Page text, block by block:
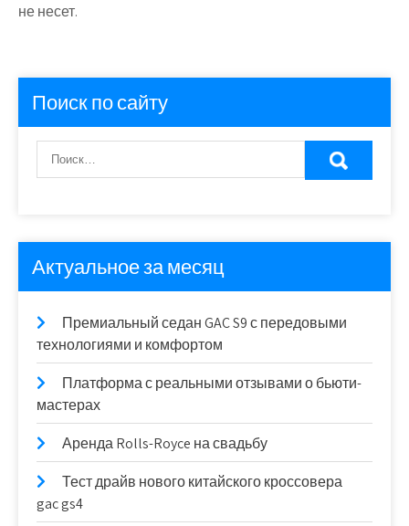
не несет.
Поиск по сайту
Актуальное за месяц
Премиальный седан GAC S9 с передовыми
технологиями и комфортом
Платформа с реальными отзывами о бьюти-
мастерах
Аренда Rolls-Royce на свадьбу
Тест драйв нового китайского кроссовера
gac gs4